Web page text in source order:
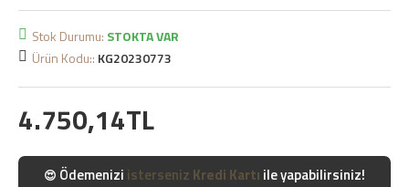
😍 Ödemenizi isterseniz Kredi Kartı ile yapabilirsiniz!
4.750,14TL
Stok Durumu: STOKTA VAR
Ürün Kodu:: KG20230773